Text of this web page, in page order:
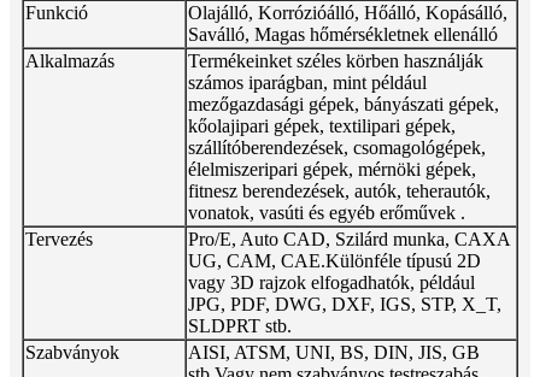
Funkció
Olajálló, Korrózióálló, Hőálló, Kopásálló,
Saválló, Magas hőmérsékletnek ellenálló
Alkalmazás
Termékeinket széles körben használják
számos iparágban, mint például
mezőgazdasági gépek, bányászati ​​gépek,
kőolajipari gépek, textilipari gépek,
szállítóberendezések, csomagológépek,
élelmiszeripari gépek, mérnöki gépek,
fitnesz berendezések, autók, teherautók,
vonatok, vasúti és egyéb erőművek .
Tervezés
Pro/E, Auto CAD, Szilárd munka, CAXA
UG, CAM, CAE.Különféle típusú 2D
vagy 3D rajzok elfogadhatók, például
JPG, PDF, DWG, DXF, IGS, STP, X_T,
SLDPRT stb.
Szabványok
AISI, ATSM, UNI, BS, DIN, JIS, GB